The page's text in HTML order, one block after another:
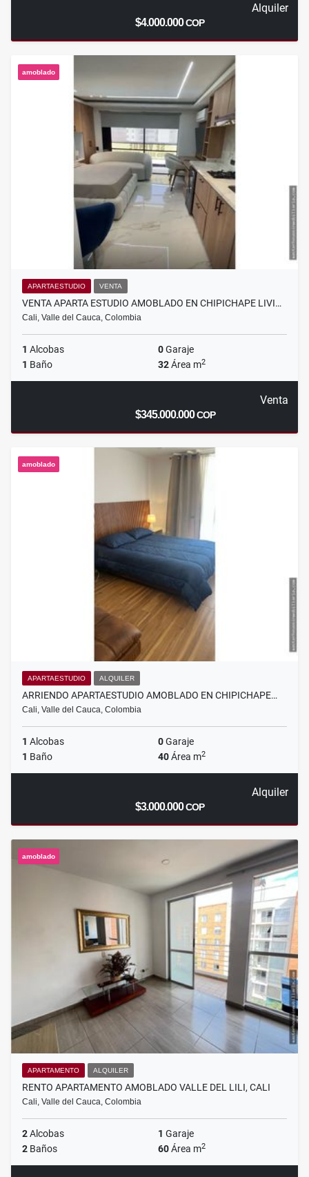
Alquiler
$4.000.000COP
amoblado
APARTAESTUDIO VENTA
VENTA APARTA ESTUDIO AMOBLADO EN CHIPICHAPE LIVI…
Cali, Valle del Cauca, Colombia
1 Alcobas 0Garaje
1 Baño 32Área m2
Venta
$345.000.000COP
amoblado
APARTAESTUDIO ALQUILER
ARRIENDO APARTAESTUDIO AMOBLADO EN CHIPICHAPE…
Cali, Valle del Cauca, Colombia
1 Alcobas 0Garaje
1 Baño 40Área m2
Alquiler
$3.000.000COP
amoblado
APARTAMENTO ALQUILER
RENTO APARTAMENTO AMOBLADO VALLE DEL LILI, CALI
Cali, Valle del Cauca, Colombia
2Alcobas 1 Garaje
2 Baños 60Área m2